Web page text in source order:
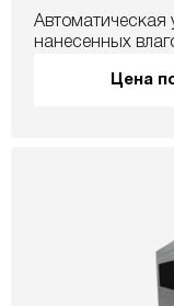
Автоматическая
нанесенных
Цена